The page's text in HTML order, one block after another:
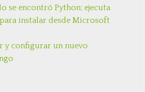
se encontró Python; ejecuta
instalar desde Microsoft
y configurar un nuevo